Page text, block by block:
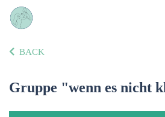
BACK
Gruppe "wenn es nicht